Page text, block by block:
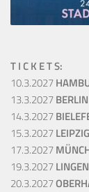
T I C K E T S:
10.3.2027
13.3.2027BERLIN
14.3.2027
15.3.2027LEIPZIG
17.3.2027
19.3.2027LINGEN
20.3.2027